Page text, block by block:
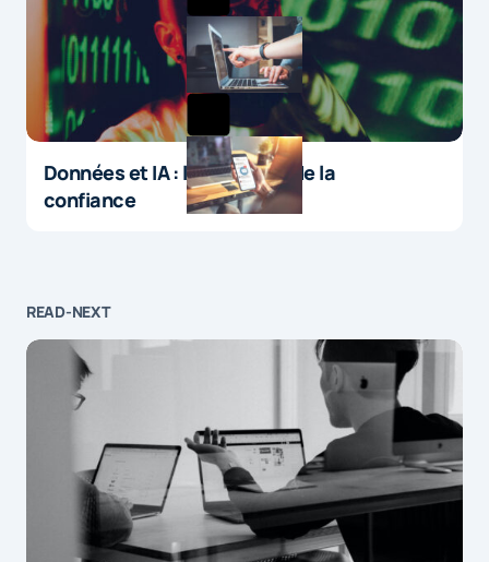
Données et IA : le paradoxe de la
confiance
READ-NEXT